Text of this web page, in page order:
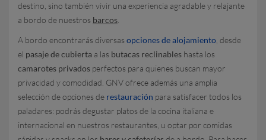
destino, sino también vivir una experiencia agradable y relajante
a bordo de nuestros barcos
A bordo encontrarás diversas opciones de alojamiento , desde
el pasaje de cubierta a las butacas reclinables hasta los
camarotes privados perfectos para quienes buscan mayor
privacidad y comodidad. GNV ofrece además una amplia
selección de opciones de restauración para satisfacer todos los
paladares: podrás degustar platos de la cocina italiana e
internacional en nuestros restaurantes, u optar por comidas